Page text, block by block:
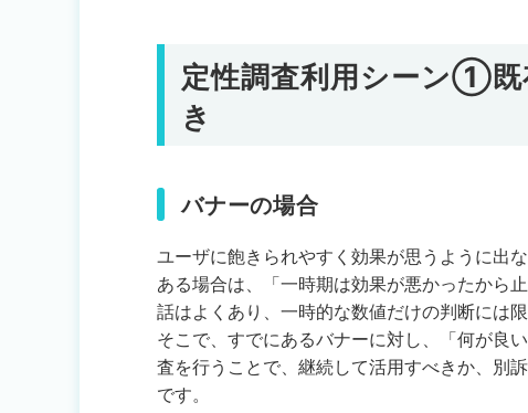
定性調査利用シーン①既
き
バナーの場合
ユーザに飽きられやすく効果が思うように
ある場合は、「一時期は効果が悪かったから
話はよくあり、一時的な数値だけの判断には
そこで、すでにあるバナーに対し、「何が良
査を行うことで、継続して活用すべきか、別
です。